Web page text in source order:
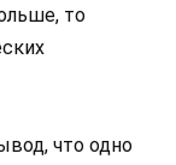
то
что одно